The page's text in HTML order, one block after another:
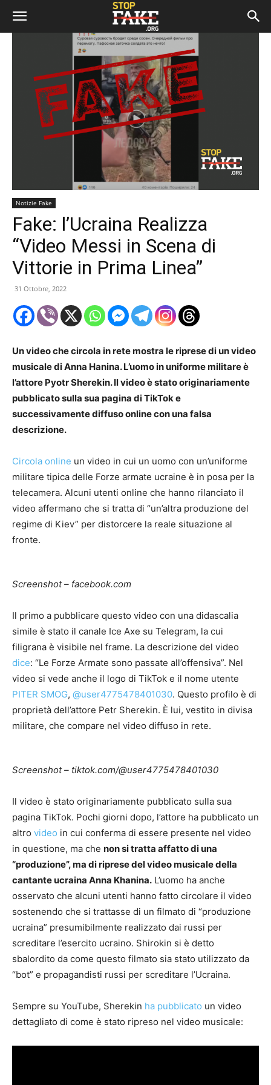
Notizie Fake
Fake: l’Ucraina Realizza
“Video Messi in Scena di
Vittorie in Prima Linea”
31 Ottobre, 2022
Un video che circola in rete mostra le riprese di un video
musicale di Anna Hanina. L’uomo in uniforme militare è
l’attore Pyotr Sherekin. Il video è stato originariamente
pubblicato sulla sua pagina di TikTok e
successivamente diffuso online con una falsa
descrizione.
Circola online un video in cui un uomo con un’uniforme
militare tipica delle Forze armate ucraine è in posa per la
telecamera. Alcuni utenti online che hanno rilanciato il
video affermano che si tratta di “un’altra produzione del
regime di Kiev” per distorcere la reale situazione al
fronte.
Screenshot – facebook.com
Il primo a pubblicare questo video con una didascalia
simile è stato il canale Ice Axe su Telegram, la cui
filigrana è visibile nel frame. La descrizione del video
dice: “Le Forze Armate sono passate all’offensiva”. Nel
video si vede anche il logo di TikTok e il nome utente
PITER SMOG, @user4775478401030. Questo profilo è di
proprietà dell’attore Petr Sherekin. È lui, vestito in divisa
militare, che compare nel video diffuso in rete.
Screenshot – tiktok.com/@user4775478401030
Il video è stato originariamente pubblicato sulla sua
pagina TikTok. Pochi giorni dopo, l’attore ha pubblicato un
altro video in cui conferma di essere presente nel video
in questione, ma che non si tratta affatto di una
“produzione”, ma di riprese del video musicale della
cantante ucraina Anna Khanina. L’uomo ha anche
osservato che alcuni utenti hanno fatto circolare il video
sostenendo che si trattasse di un filmato di “produzione
ucraina” presumibilmente realizzato dai russi per
screditare l’esercito ucraino. Shirokin si è detto
sbalordito da come questo filmato sia stato utilizzato da
“bot” e propagandisti russi per screditare l’Ucraina.
Sempre su YouTube, Sherekin ha pubblicato un video
dettagliato di come è stato ripreso nel video musicale: